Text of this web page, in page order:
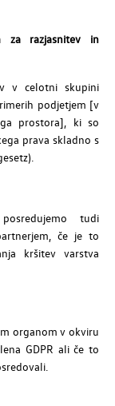
za razjasnitev in
v celotni skupini
podjetjem [v
prostora], ki so
prava skladno s
tudi
če je to
kršitev varstva
organom v okviru
GDPR ali če to